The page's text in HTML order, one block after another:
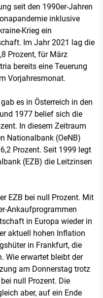
seit den 1990er-Jahren
inklusive
Krieg ein
Im Jahr 2021 lag die
Prozent, für März
bereits eine Teuerung
Vorjahresmonat.
es in Österreich in den
1977 belief sich die
In diesem Zeitraum
Nationalbank (OeNB)
Prozent. Seit 1999 legt
(EZB) die Leitzinsen
EZB bei null Prozent. Mit
Ankaufprogrammen
in Europa wieder in
aktuell hohen Inflation
in Frankfurt, die
Wie erwartet bleibt der
am Donnerstag trotz
null Prozent. Die
aber, auf ein Ende